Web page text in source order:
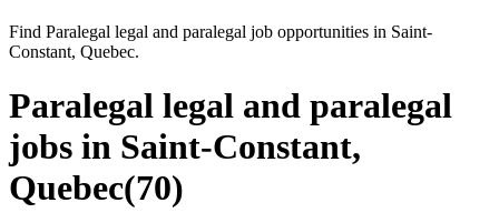
Find Paralegal legal and paralegal job opportunities in Saint-
Constant, Quebec.
Paralegal legal and paralegal
jobs in Saint-Constant,
Quebec(70)